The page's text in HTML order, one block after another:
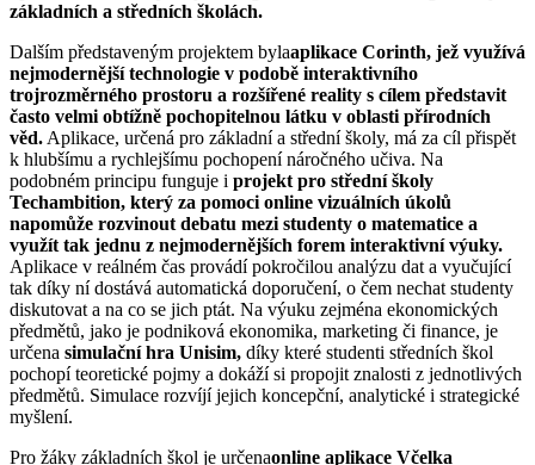
základních a středních školách.
Dalším představeným projektem bylaaplikace Corinth, jež využívá
nejmodernější technologie v podobě interaktivního
trojrozměrného prostoru a rozšířené reality s cílem představit
často velmi obtížně pochopitelnou látku v oblasti přírodních
věd.Aplikace, určená pro základní a střední školy, má za cíl přispět
k hlubšímu a rychlejšímu pochopení náročného učiva. Na
podobném principu funguje i projekt pro střední školy
Techambition, který za pomoci online vizuálních úkolů
napomůže rozvinout debatu mezi studenty o matematice a
využít tak jednu z nejmodernějších forem interaktivní výuky.
Aplikace v reálném čas provádí pokročilou analýzu dat a vyučující
tak díky ní dostává automatická doporučení, o čem nechat studenty
diskutovat a na co se jich ptát. Na výuku zejména ekonomických
předmětů, jako je podniková ekonomika, marketing či finance, je
určena simulační hra Unisim, díky které studenti středních škol
pochopí teoretické pojmy a dokáží si propojit znalosti z jednotlivých
předmětů. Simulace rozvíjí jejich koncepční, analytické i strategické
myšlení.
Pro žáky základních škol je určenaonline aplikace Včelka